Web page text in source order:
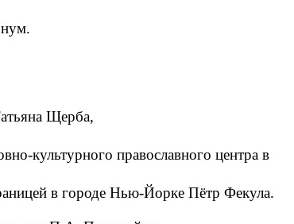
Щерба,
культурного православного центра в
в городе Нью-Йорке Пётр Фекула.